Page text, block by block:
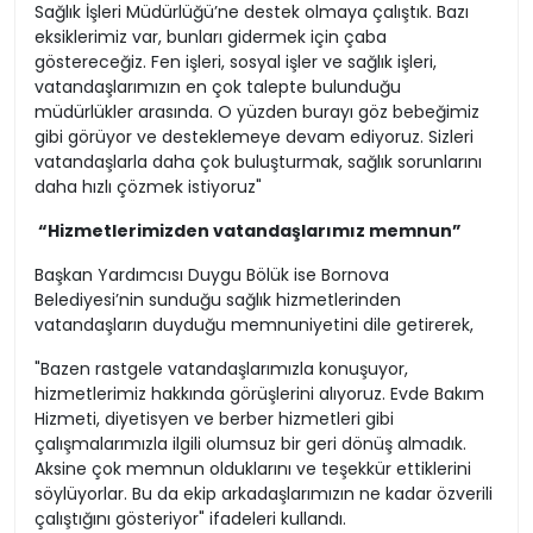
Sağlık İşleri Müdürlüğü’ne destek olmaya çalıştık. Bazı
eksiklerimiz var, bunları gidermek için çaba
göstereceğiz. Fen işleri, sosyal işler ve sağlık işleri,
vatandaşlarımızın en çok talepte bulunduğu
müdürlükler arasında. O yüzden burayı göz bebeğimiz
gibi görüyor ve desteklemeye devam ediyoruz. Sizleri
vatandaşlarla daha çok buluşturmak, sağlık sorunlarını
daha hızlı çözmek istiyoruz"
“Hizmetlerimizden vatandaşlarımız memnun”
Başkan Yardımcısı Duygu Bölük ise Bornova
Belediyesi’nin sunduğu sağlık hizmetlerinden
vatandaşların duyduğu memnuniyetini dile getirerek,
"Bazen rastgele vatandaşlarımızla konuşuyor,
hizmetlerimiz hakkında görüşlerini alıyoruz. Evde Bakım
Hizmeti, diyetisyen ve berber hizmetleri gibi
çalışmalarımızla ilgili olumsuz bir geri dönüş almadık.
Aksine çok memnun olduklarını ve teşekkür ettiklerini
söylüyorlar. Bu da ekip arkadaşlarımızın ne kadar özverili
çalıştığını gösteriyor" ifadeleri kullandı.